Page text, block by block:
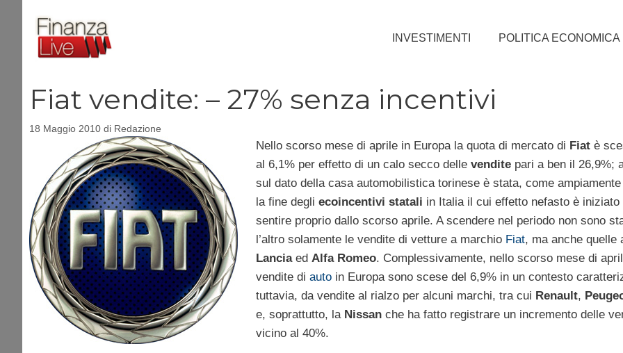
contenuto
INVESTIMENTI POLITICA ECONOMICA
Fiat vendite: – 27% senza incentivi
18 Maggio 2010 di Redazione
Nello scorso mese di aprile in Europa la quota di mercato di Fiat è
al 6,1% per effetto di un calo secco delle vendite pari a ben il 26,9%;
sul dato della casa automobilistica torinese è stata, come
la fine degli ecoincentivi statali in Italia il cui effetto nefasto è iniziato
sentire proprio dallo scorso aprile. A scendere nel periodo non sono
l’altro solamente le vendite di vetture a marchio Fiat, ma anche quelle
Lanciaed Alfa Romeo. Complessivamente, nello scorso mese di
vendite di autoin Europa sono scese del 6,9% in un contesto
tuttavia, da vendite al rialzo per alcuni marchi, tra cui Renault,
e, soprattutto, la Nissanche ha fatto registrare un incremento delle
vicino al 40%.